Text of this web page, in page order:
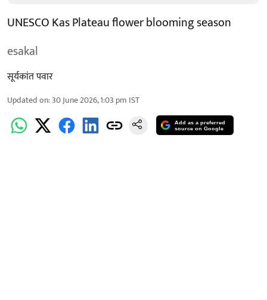
UNESCO Kas Plateau flower blooming season
esakal
सूर्यकांत पवार
Updated on:30 June 2026, 1:03 pm IST
Add as a preferred
source on Google